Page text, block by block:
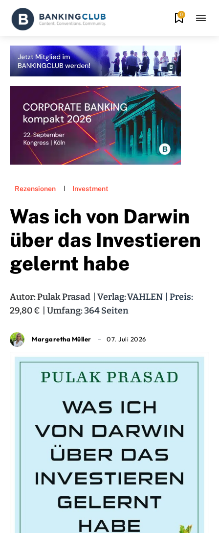
0
Rezensionen Investment
Was ich von Darwin
über das Investieren
gelernt habe
Autor: Pulak Prasad | Verlag: VAHLEN | Preis:
29,80 € | Umfang: 364 Seiten
Margaretha Müller 07. Juli 2026